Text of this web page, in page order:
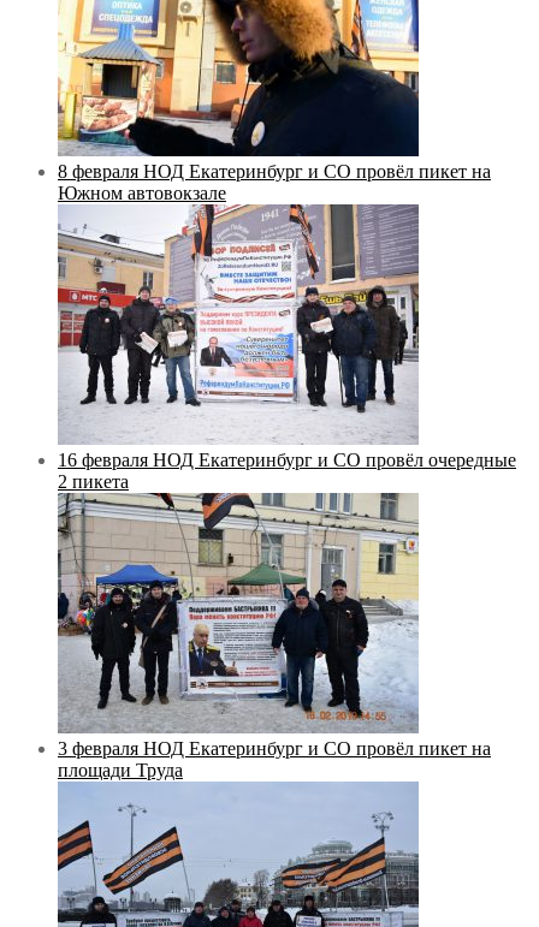
8 февраля НОД Екатеринбург и СО провёл пикет на
Южном автовокзале
16 февраля НОД Екатеринбург и СО провёл очередные
2 пикета
3 февраля НОД Екатеринбург и СО провёл пикет на
площади Труда